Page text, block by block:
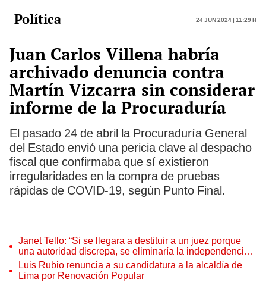
Política 24 Jun 2024 | 11:29 h
Juan Carlos Villena habría
archivado denuncia contra
Martín Vizcarra sin considerar
informe de la Procuraduría
El pasado 24 de abril la Procuraduría General
del Estado envió una pericia clave al despacho
fiscal que confirmaba que sí existieron
irregularidades en la compra de pruebas
rápidas de COVID-19, según Punto Final.
Janet Tello: “Si se llegara a destituir a un juez porque
una autoridad discrepa, se eliminaría la independencia
judicial”
Luis Rubio renuncia a su candidatura a la alcaldía de
Lima por Renovación Popular